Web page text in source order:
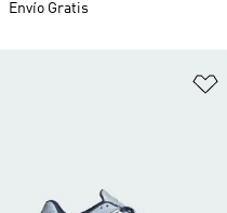
Envío Gratis